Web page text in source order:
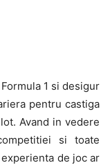
1 si desigur
pentru castiga
Avand in vedere
si toate
de joc ar